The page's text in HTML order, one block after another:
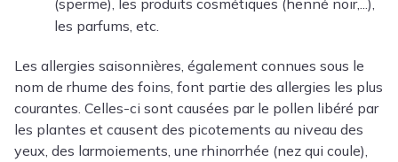
(sperme), les produits cosmétiques (henné noir,...),
les parfums, etc.
Les allergies saisonnières, également connues sous le
nom de rhume des foins, font partie des allergies les plus
courantes. Celles-ci sont causées par le pollen libéré par
les plantes et causent des picotements au niveau des
yeux, des larmoiements, une rhinorrhée (nez qui coule),